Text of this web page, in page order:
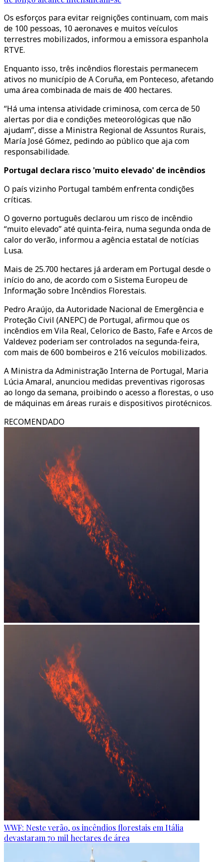
Os esforços para evitar reignições continuam, com mais
de 100 pessoas, 10 aeronaves e muitos veículos
terrestres mobilizados, informou a emissora espanhola
RTVE.
Enquanto isso, três incêndios florestais permanecem
ativos no município de A Coruña, em Ponteceso, afetando
uma área combinada de mais de 400 hectares.
“Há uma intensa atividade criminosa, com cerca de 50
alertas por dia e condições meteorológicas que não
ajudam”, disse a Ministra Regional de Assuntos Rurais,
María José Gómez, pedindo ao público que aja com
responsabilidade.
Portugal declara risco 'muito elevado' de incêndios
O país vizinho Portugal também enfrenta condições
críticas.
O governo português declarou um risco de incêndio
“muito elevado” até quinta-feira, numa segunda onda de
calor do verão, informou a agência estatal de notícias
Lusa.
Mais de 25.700 hectares já arderam em Portugal desde o
início do ano, de acordo com o Sistema Europeu de
Informação sobre Incêndios Florestais.
Pedro Araújo, daAutoridade Nacional de Emergência e
Proteção Civil (ANEPC)de Portugal, afirmou que os
incêndios em Vila Real, Celorico de Basto, Fafe e Arcos de
Valdevez poderiam ser controlados na segunda-feira,
com mais de 600 bombeiros e 216 veículos mobilizados.
A Ministra da Administração Interna de Portugal, Maria
Lúcia Amaral, anunciou medidas preventivas rigorosas
ao longo da semana, proibindo o acesso a florestas, o uso
de máquinas em áreas rurais e dispositivos pirotécnicos.
RECOMENDADO
WWF: Neste verão, os incêndios florestais em Itália
devastaram 70 mil hectares de área